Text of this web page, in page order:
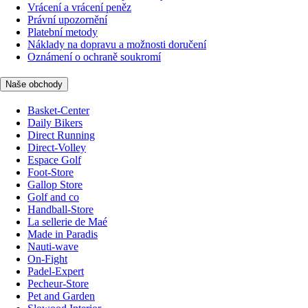
Vrácení a vrácení peněz
Právní upozornění
Platební metody
Náklady na dopravu a možnosti doručení
Oznámení o ochraně soukromí
Naše obchody
Basket-Center
Daily Bikers
Direct Running
Direct-Volley
Espace Golf
Foot-Store
Gallop Store
Golf and co
Handball-Store
La sellerie de Maé
Made in Paradis
Nauti-wave
On-Fight
Padel-Expert
Pecheur-Store
Pet and Garden